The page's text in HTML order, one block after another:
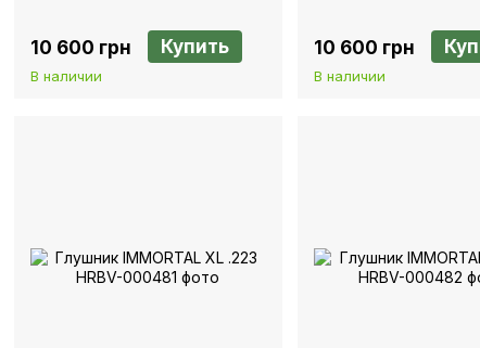
10 600 грн Купить
В наличии
10 600 грн
В наличии